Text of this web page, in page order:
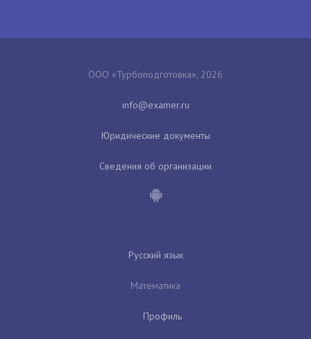
ООО «Турбоподготовка», 2026
Юридические документы
Сведения об организации
Русский язык
Математика
Профиль